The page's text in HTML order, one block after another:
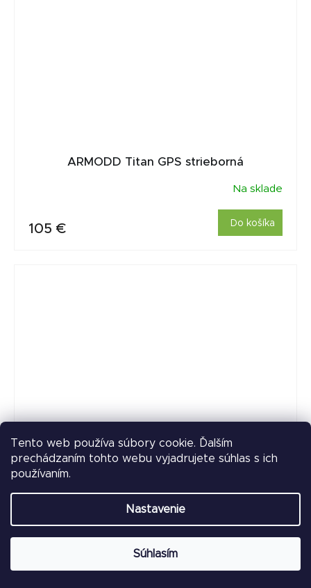
Tento web používa súbory cookie. Ďalším
prechádzaním tohto webu vyjadrujete súhlas s ich
používaním.
Nastavenie
Súhlasím
ARMODD Titan GPS strieborná
Na sklade
105 € Do košíka
Na sklade